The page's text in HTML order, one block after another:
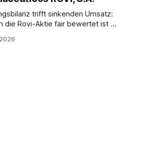
trifft sinkenden Umsatz:
die Rovi-Aktie fair bewertet ist –
hängt.